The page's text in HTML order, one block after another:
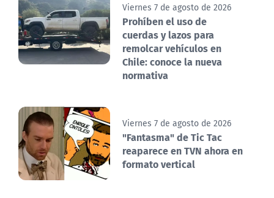
Viernes 7 de agosto de 2026
Prohíben el uso de
cuerdas y lazos para
remolcar vehículos en
Chile: conoce la nueva
normativa
Viernes 7 de agosto de 2026
"Fantasma" de Tic Tac
reaparece en TVN ahora en
formato vertical